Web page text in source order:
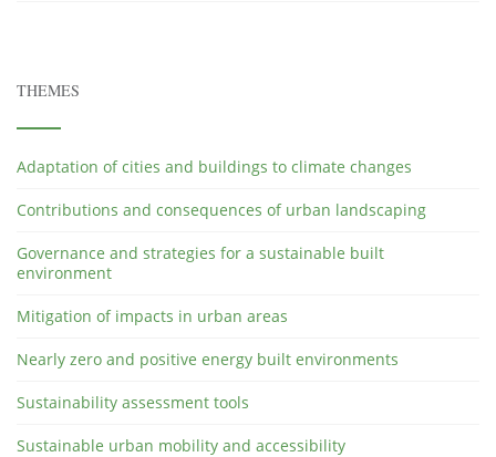
THEMES
Adaptation of cities and buildings to climate changes
Contributions and consequences of urban landscaping
Governance and strategies for a sustainable built
environment
Mitigation of impacts in urban areas
Nearly zero and positive energy built environments
Sustainability assessment tools
Sustainable urban mobility and accessibility